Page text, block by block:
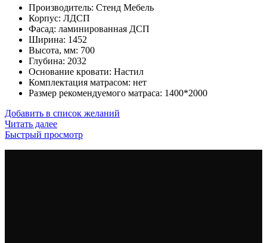
Производитель: Стенд Мебель
Корпус: ЛДСП
Фасад: ламинированная ДСП
Ширина: 1452
Высота, мм: 700
Глубина: 2032
Основание кровати: Настил
Комплектация матрасом: нет
Размер рекомендуемого матраса: 1400*2000
Добавить в список желаний
Читать далее
Быстрый просмотр